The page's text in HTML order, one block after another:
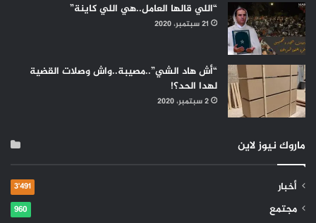
“اللي قالها العامل..هي اللي كاينة”
21 سبتمبر، 2020
“أش هاد الشي”..مصيبة..واش وصلات القضية
لهدا الحد؟!
2 سبتمبر، 2020
ماروك نيوز لاين
أخبار 3٬491
مجتمع 960